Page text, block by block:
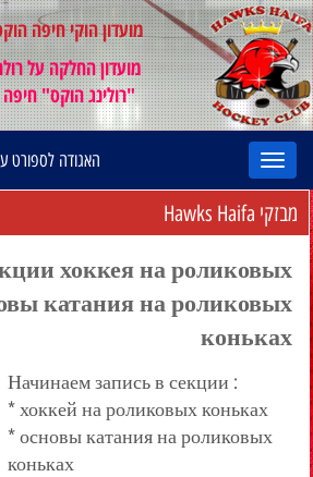
מועדון הוקי חיפה
מועדון החלקה על
"רולינג הוקס" חיפה
האגודה לספורט
מבזקי Hawks Haifa
хоккея на роликовых
катания на роликовых
коньках
Начинаем запись в секции :
* хоккей на роликовых коньках
* основы катания на роликовых
коньках